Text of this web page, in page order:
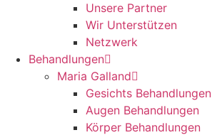
Unsere Partner
Wir Unterstützen
Netzwerk
Behandlungen
Maria Galland
Gesichts Behandlungen
Augen Behandlungen
Körper Behandlungen